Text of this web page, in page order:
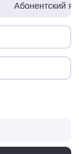
Абонентский